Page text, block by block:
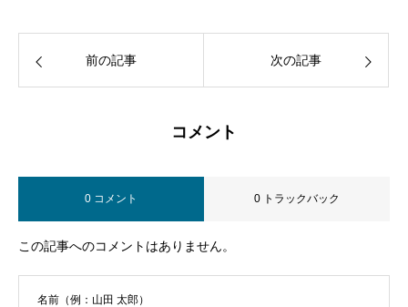
前の記事 次の記事
コメント
0 コメント 0 トラックバック
この記事へのコメントはありません。
名前（例：山田 太郎）